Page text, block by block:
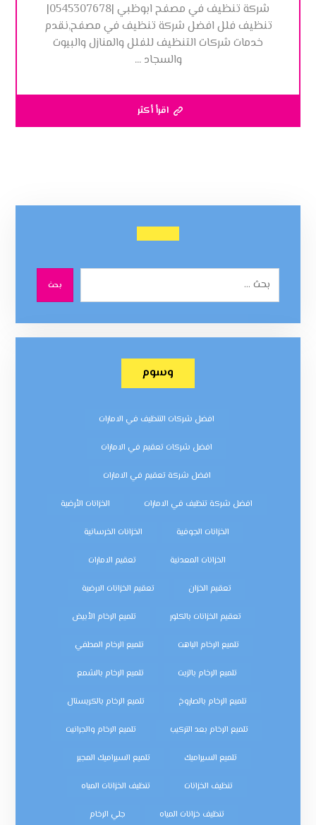
شركة تنظيف في مصفح ابوظبي |0545307678|
تنظيف فلل افضل شركة تنظيف في مصفح,نقدم
خدمات شركات التنظيف للفلل والمنازل والبيوت
والسجاد ...
اقرأ أكثر
بحث
وسوم
افضل شركات التنظيف في الامارات
افضل شركات تعقيم في الامارات
افضل شركة تعقيم في الامارات
افضل شركة تنظيف في الامارات الخزانات الأرضية
الخزانات الجوفية الخزانات الخرسانية
الخزانات المعدنية تعقيم الامارات
تعقيم الخزان تعقيم الخزانات الارضية
تعقيم الخزانات بالكلور تلميع الرخام الأبيض
تلميع الرخام الباهت تلميع الرخام المطفي
تلميع الرخام بالزيت تلميع الرخام بالشمع
تلميع الرخام بالصاروخ تلميع الرخام بالكريستال
تلميع الرخام بعد التركيب تلميع الرخام والجرانيت
تلميع السيراميك تلميع السيراميك المجير
تنظيف الخزانات تنظيف الخزانات المياه
تنظيف خزانات المياه جلي الرخام